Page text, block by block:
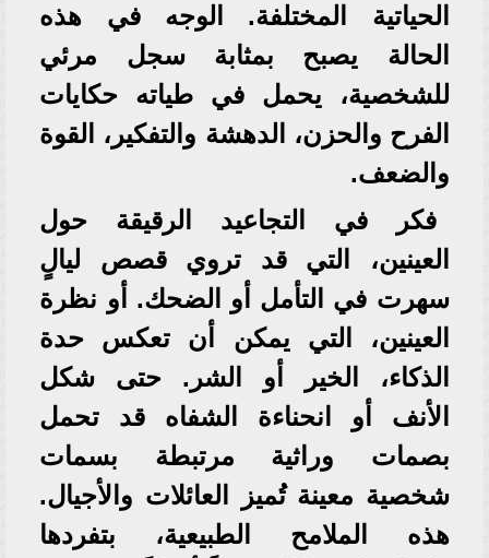
الحياتية المختلفة. الوجه في هذه
الحالة يصبح بمثابة سجل مرئي
للشخصية، يحمل في طياته حكايات
الفرح والحزن، الدهشة والتفكير، القوة
والضعف.
فكر في التجاعيد الرقيقة حول
العينين، التي قد تروي قصص ليالٍ
سهرت في التأمل أو الضحك. أو نظرة
العينين، التي يمكن أن تعكس حدة
الذكاء، الخير أو الشر. حتى شكل
الأنف أو انحناءة الشفاه قد تحمل
بصمات وراثية مرتبطة بسمات
شخصية معينة تُميز العائلات والأجيال.
هذه الملامح الطبيعية، بتفردها